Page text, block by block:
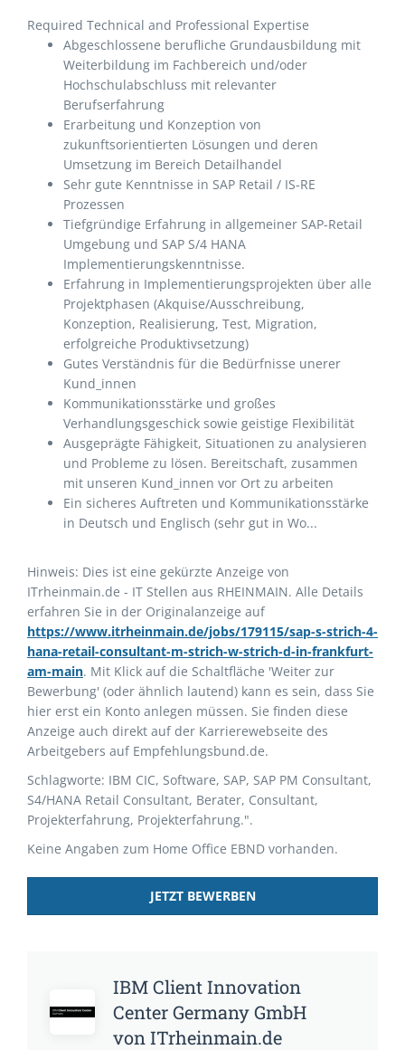
Required Technical and Professional Expertise
Abgeschlossene berufliche Grundausbildung mit
Weiterbildung im Fachbereich und/oder
Hochschulabschluss mit relevanter
Berufserfahrung
Erarbeitung und Konzeption von
zukunftsorientierten Lösungen und deren
Umsetzung im Bereich Detailhandel
Sehr gute Kenntnisse in SAP Retail / IS-RE
Prozessen
Tiefgründige Erfahrung in allgemeiner SAP-Retail
Umgebung und SAP S/4 HANA
Implementierungskenntnisse.
Erfahrung in Implementierungsprojekten über alle
Projektphasen (Akquise/Ausschreibung,
Konzeption, Realisierung, Test, Migration,
erfolgreiche Produktivsetzung)
Gutes Verständnis für die Bedürfnisse unerer
Kund_innen
Kommunikationsstärke und großes
Verhandlungsgeschick sowie geistige Flexibilität
Ausgeprägte Fähigkeit, Situationen zu analysieren
und Probleme zu lösen. Bereitschaft, zusammen
mit unseren Kund_innen vor Ort zu arbeiten
Ein sicheres Auftreten und Kommunikationsstärke
in Deutsch und Englisch (sehr gut in Wo...
Hinweis: Dies ist eine gekürzte Anzeige von
ITrheinmain.de - IT Stellen aus RHEINMAIN. Alle Details
erfahren Sie in der Originalanzeige auf
https://www.itrheinmain.de/jobs/179115/sap-s-strich-4-
hana-retail-consultant-m-strich-w-strich-d-in-frankfurt-
am-main. Mit Klick auf die Schaltfläche 'Weiter zur
Bewerbung' (oder ähnlich lautend) kann es sein, dass Sie
hier erst ein Konto anlegen müssen. Sie finden diese
Anzeige auch direkt auf der Karrierewebseite des
Arbeitgebers auf Empfehlungsbund.de.
Schlagworte: IBM CIC, Software, SAP, SAP PM Consultant,
S4/HANA Retail Consultant, Berater, Consultant,
Projekterfahrung, Projekterfahrung.".
Keine Angaben zum Home Office EBND vorhanden.
JETZT BEWERBEN
IBM Client Innovation
Center Germany GmbH
von ITrheinmain.de